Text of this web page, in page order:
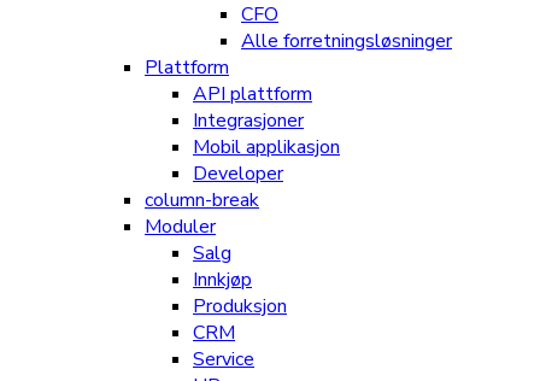
CFO
Alle forretningsløsninger
Plattform
API plattform
Integrasjoner
Mobil applikasjon
Developer
column-break
Moduler
Salg
Innkjøp
Produksjon
CRM
Service